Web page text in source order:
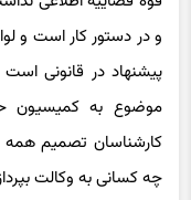
پیشنهاد در قانونی است
موضوع به کمیسیون
کارشناسان تصمیم
چه کسانی به وکالت
پیشتر در مجلس دهم